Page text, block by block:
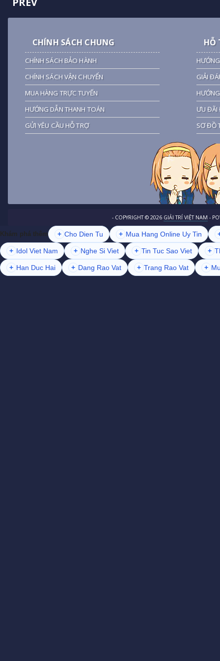
CHÍNH SÁCH CHUNG
CHÍNH SÁCH BẢO HÀNH
CHÍNH SÁCH VẬN CHUYỂN
MUA HÀNG TRỰC TUYẾN
HƯỚNG DẪN THANH TOÁN
GỬI YÊU CẦU HỖ TRỢ
HỖ
GIẢI
ƯU ĐÃI
SƠ ĐỒ
- COPYRIGHT © 2026 GIẢI TRÍ VIỆT NAM -
Khám phá thêm + Cho Dien Tu + Mua Hang Online Uy Tin
+ Idol Viet Nam + Nghe Si Viet + Tin Tuc Sao Viet +
+ Han Duc Hai + Dang Rao Vat + Trang Rao Vat +